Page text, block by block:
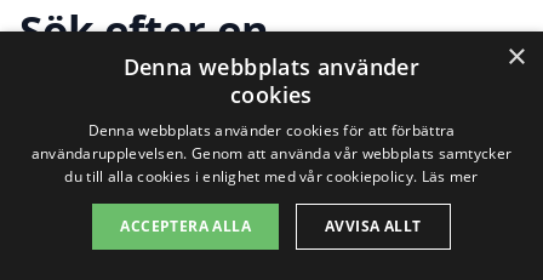
Sök efter en
professionell för
beskärning i andra
städer nära Glimåkra
×
Denna webbplats använder
cookies
Denna webbplats använder cookies för att förbättra
användarupplevelsen. Genom att använda vår webbplats samtycker
du till alla cookies i enlighet med vår cookiepolicy. Läs mer
ACCEPTERA ALLA AVVISA ALLT